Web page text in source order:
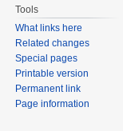
Tools
What links here
Related changes
Special pages
Printable version
Permanent link
Page information